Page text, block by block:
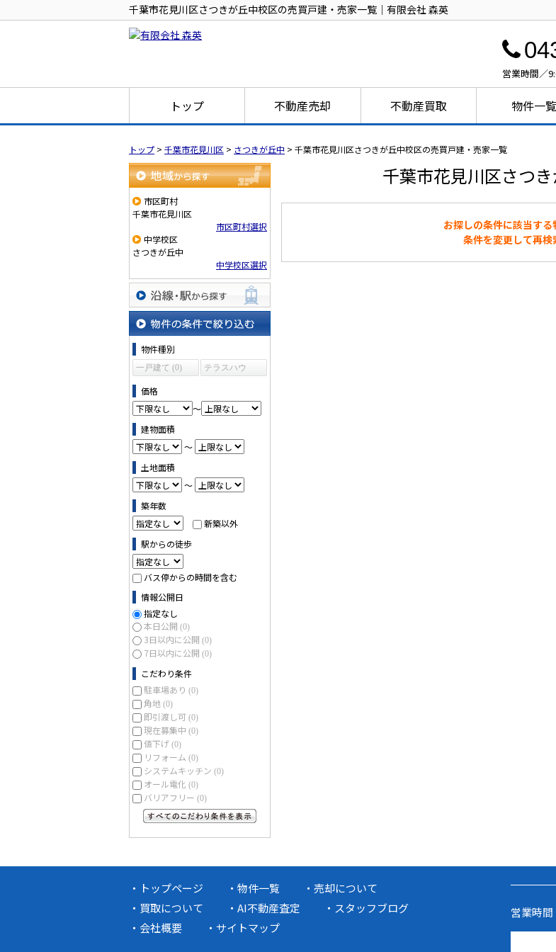
千葉市花見川区さつきが丘中校区の売買戸建・売家一覧｜有限会社 森英
営業時間／
トップ 不動産売却 不動産買取 物件一覧
トップ > 千葉市花見川区 > さつきが丘中 > 千葉市花見川区さつきが丘中校区の売買戸建・売家一覧
地域から探す
市区町村
千葉市花見川区
市区町村選択
中学校区
さつきが丘中
中学校区選択
沿線・駅から探す
物件の条件で絞り込む
物件種別
一戸建て (0)
テラスハウ
価格
～
建物面積
～
土地面積
～
築年数
新築以外
駅からの徒歩
バス停からの時間を含む
情報公開日
指定なし
本日公開 (0)
3日以内に公開 (0)
7日以内に公開 (0)
こだわり条件
駐車場あり (0)
角地 (0)
即引渡し可 (0)
現在募集中 (0)
値下げ (0)
リフォーム (0)
システムキッチン (0)
オール電化 (0)
バリアフリー (0)
千葉市花見川区さつ
お探しの条件に該当する
条件を変更して再検
トップページ 物件一覧
売却について
買取について
AI不動産査定
スタッフブログ
会社概要
サイトマップ
営業時